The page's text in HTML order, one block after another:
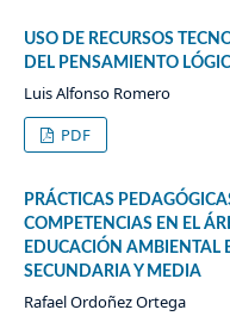
USO DE RECURSOS
DEL PENSAMIENTO
Luis Alfonso Romero
PDF
PRÁCTICAS
COMPETENCIAS EN EL
EDUCACIÓN AMBIENTAL
SECUNDARIA Y MEDIA
Rafael Ordoñez Ortega